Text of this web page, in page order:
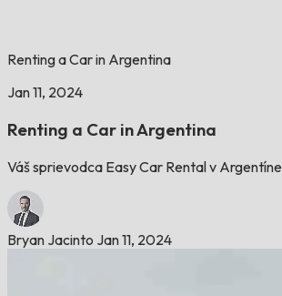
Renting a Car in Argentina
Jan 11, 2024
Renting a Car in Argentina
Váš sprievodca Easy Car Rental v Argentíne
Bryan Jacinto Jan 11, 2024